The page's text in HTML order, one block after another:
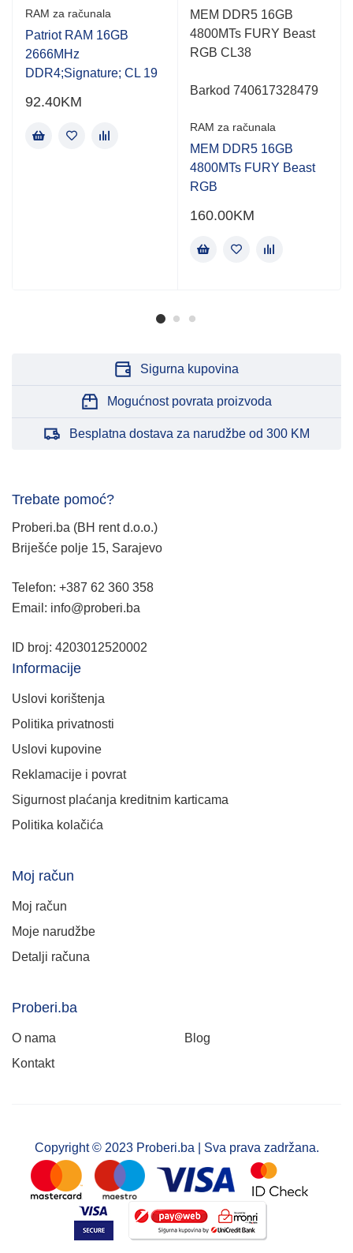
Rated
0.001
out
of
5
RAM za računala
Patriot RAM 16GB
2666MHz
DDR4;Signature; CL 19
92.40KM
Rated
0.001
out
of
5
MEM DDR5 16GB
4800MTs FURY Beast
RGB CL38
Barkod 740617328479
RAM za računala
MEM DDR5 16GB
4800MTs FURY Beast
RGB
160.00KM
Sigurna kupovina
Mogućnost povrata proizvoda
Besplatna dostava za narudžbe od 300 KM
Trebate pomoć?
Proberi.ba (BH rent d.o.o.)
Briješće polje 15, Sarajevo
Telefon: +387 62 360 358
Email: info@proberi.ba
ID broj: 4203012520002
Informacije
Uslovi korištenja
Politika privatnosti
Uslovi kupovine
Reklamacije i povrat
Sigurnost plaćanja kreditnim karticama
Politika kolačića
Moj račun
Moj račun
Moje narudžbe
Detalji računa
Proberi.ba
O nama
Blog
Kontakt
Copyright © 2023 Proberi.ba | Sva prava zadržana.